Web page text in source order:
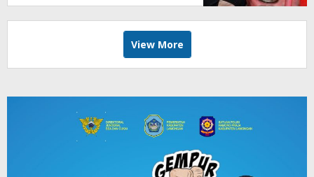
View More